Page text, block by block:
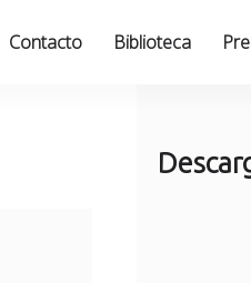
Contacto Biblioteca